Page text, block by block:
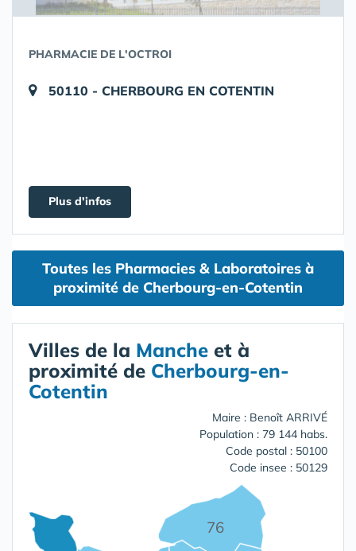
PHARMACIE DE L'OCTROI
50110 - CHERBOURG EN COTENTIN
Plus d'infos
Toutes les Pharmacies & Laboratoires à
proximité de Cherbourg-en-Cotentin
Villes de la Manche et à
proximité de Cherbourg-en-
Cotentin
Maire : Benoît ARRIVÉ
Population : 79 144 habs.
Code postal : 50100
Code insee : 50129
76